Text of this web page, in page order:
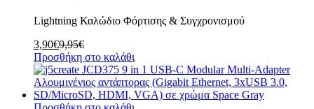
Lightning Καλώδιο Φόρτισης & Συγχρονισμού
3,90€9,95€
Προσθήκη στο καλάθι